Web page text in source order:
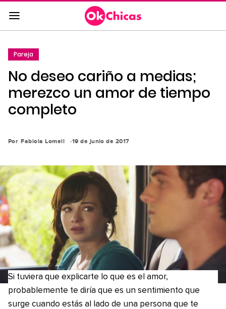
Saltar
al
contenido
a
la
navegación
principal
Pareja
No deseo cariño a medias;
merezco un amor de tiempo
completo
Por Fabiola Lomeli 19 de junio de 2017
Si tuviera que explicarte lo que es el amor,
probablemente te diría que es un sentimiento que
surge cuando estás al lado de una persona que te